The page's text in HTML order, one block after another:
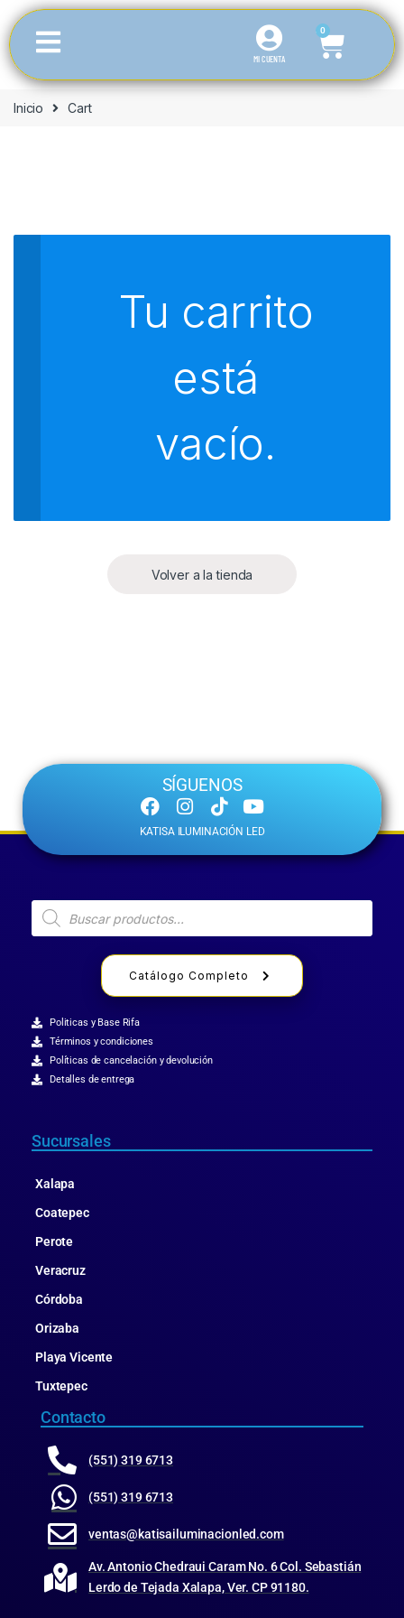
MI CUENTA
0
Inicio Cart
Tu carrito
está
vacío.
Volver a la tienda
SÍGUENOS
KATISA ILUMINACIÓN LED
Catálogo Completo
Politicas y Base Rifa
Términos y condiciones
Políticas de cancelación y devolución
Detalles de entrega
Sucursales
Xalapa
Coatepec
Perote
Veracruz
Córdoba
Orizaba
Playa Vicente
Tuxtepec
Contacto
(551) 319 6713
(551) 319 6713
ventas@katisailuminacionled.com
Av. Antonio Chedraui Caram No. 6 Col. Sebastián
Lerdo de Tejada Xalapa, Ver. CP 91180.